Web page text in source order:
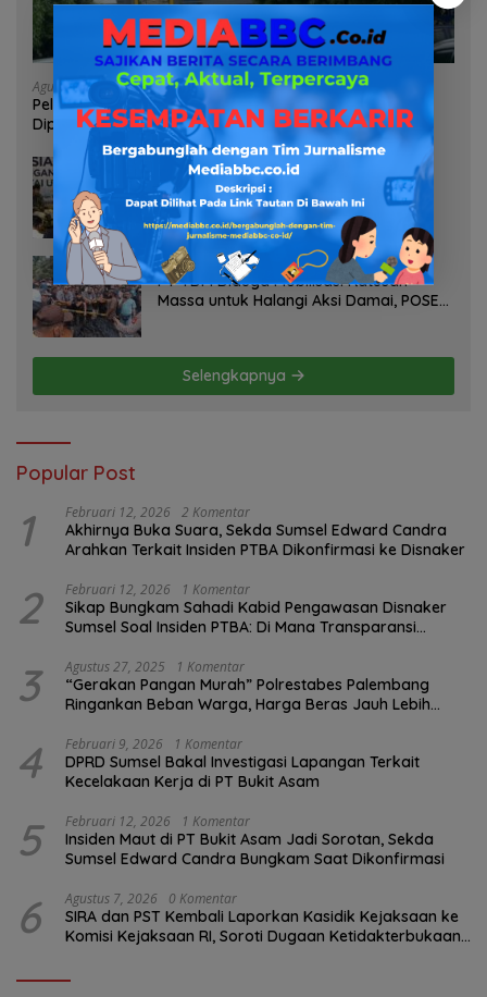
Agustus 7, 2026
Pelayanan Kinerja Dan Transparansi Sanksi P2TL PLN
Dipertanyakan, Upaya Konfirmasi GM PLN UID S2JB
Terkesan Tutup Mata
Agustus 7, 2026
Selamatkan Lahan Pertanian Brebes
dari Banjir, Kemendagri Dorong
Program FMNJP
Agustus 6, 2026
PT TDM Diduga Mobilisasi Ratusan
Massa untuk Halangi Aksi Damai, POSE
Selengkapnya
Popular Post
1 Februari 12, 2026 2 Komentar
Akhirnya Buka Suara, Sekda Sumsel Edward Candra
Arahkan Terkait Insiden PTBA Dikonfirmasi ke Disnaker
2 Februari 12, 2026 1 Komentar
Sikap Bungkam Sahadi Kabid Pengawasan Disnaker
Sumsel Soal Insiden PTBA: Di Mana Transparansi
3 Agustus 27, 2025 1 Komentar
“Gerakan Pangan Murah” Polrestabes Palembang
Ringankan Beban Warga, Harga Beras Jauh Lebih
4 Februari 9, 2026 1 Komentar
DPRD Sumsel Bakal Investigasi Lapangan Terkait
Kecelakaan Kerja di PT Bukit Asam
5 Februari 12, 2026 1 Komentar
Insiden Maut di PT Bukit Asam Jadi Sorotan, Sekda
Sumsel Edward Candra Bungkam Saat Dikonfirmasi
6 Agustus 7, 2026 0 Komentar
SIRA dan PST Kembali Laporkan Kasidik Kejaksaan ke
Komisi Kejaksaan RI, Soroti Dugaan Ketidakterbukaan